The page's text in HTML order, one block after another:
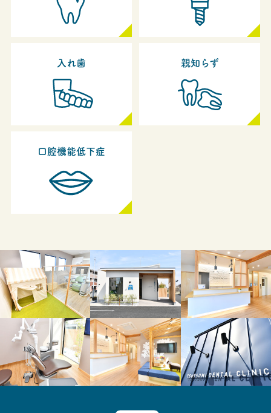
入れ歯 親知らず
口腔機能低下症